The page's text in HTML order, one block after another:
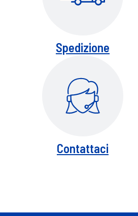
Spedizione
Contattaci